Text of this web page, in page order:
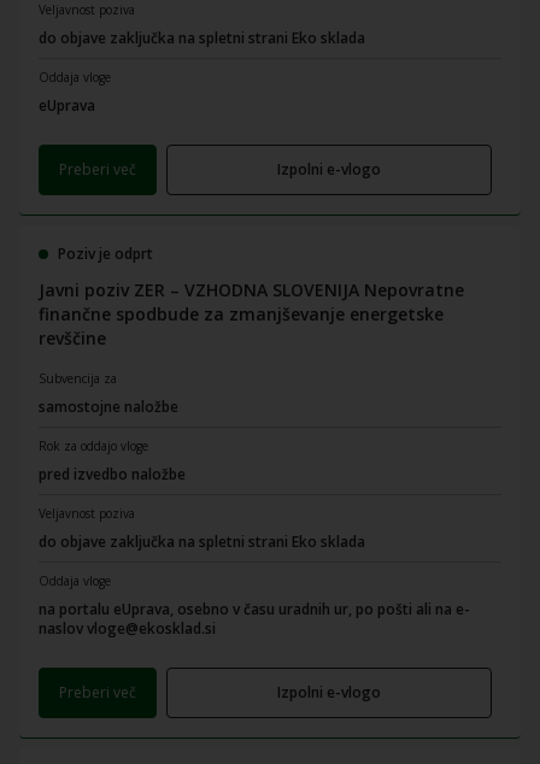
Veljavnost poziva
do objave zaključka na spletni strani Eko sklada
Oddaja vloge
eUprava
Preberi več Izpolni e-vlogo
Poziv je odprt
Javni poziv ZER – VZHODNA SLOVENIJA Nepovratne
finančne spodbude za zmanjševanje energetske
revščine
Subvencija za
samostojne naložbe
Rok za oddajo vloge
pred izvedbo naložbe
Veljavnost poziva
do objave zaključka na spletni strani Eko sklada
Oddaja vloge
na portalu eUprava, osebno v času uradnih ur, po pošti ali na e-
naslov vloge@ekosklad.si
Preberi več Izpolni e-vlogo